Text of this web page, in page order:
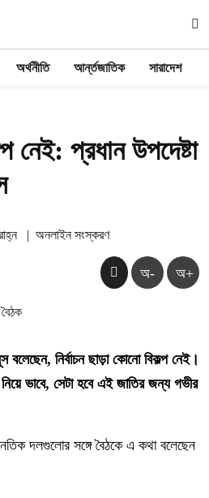
অর্থনীতি আর্ন্তজাতিক সারাদেশ
নেই: প্রধান উপদেষ্টা
| অনলাইন সংস্করণ
অ- অ+
বলেছেন, নির্বাচন ছাড়া কোনো বিকল্প নেই।
নিয়ে ভাবে, সেটা হবে এই জাতির জন্য গভীর
দলগুলোর সঙ্গে বৈঠকে এ কথা বলেছেন